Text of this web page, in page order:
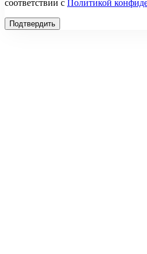
соответствии с Политикой
Подтвердить